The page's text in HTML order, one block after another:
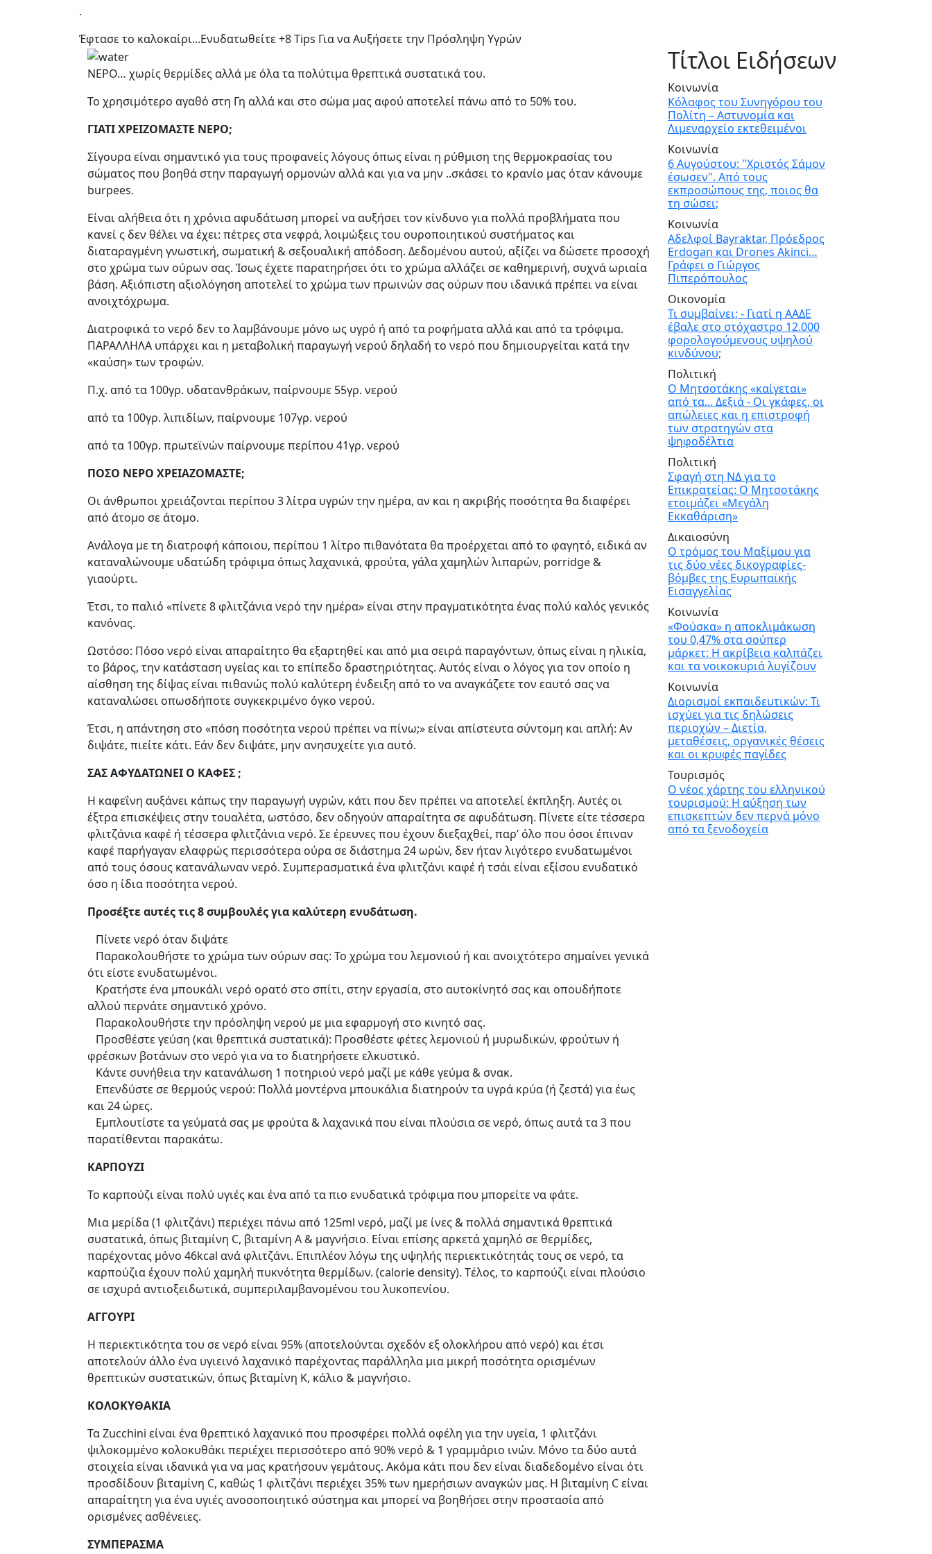
.
Έφτασε το καλοκαίρι...Ενυδατωθείτε +8 Tips Για να Αυξήσετε την Πρόσληψη Υγρών
ΝΕΡΟ… χωρίς θερμίδες αλλά με όλα τα πολύτιμα θρεπτικά συστατικά του.
Το χρησιμότερο αγαθό στη Γη αλλά και στο σώμα μας αφού αποτελεί πάνω από το 50% του.
ΓΙΑΤΙ ΧΡΕΙΖΟΜΑΣΤΕ ΝΕΡΟ;
Σίγουρα είναι σημαντικό για τους προφανείς λόγους όπως είναι η ρύθμιση της θερμοκρασίας του
σώματος που βοηθά στην παραγωγή ορμονών αλλά και για να μην ..σκάσει το κρανίο μας όταν κάνουμε
burpees.
Είναι αλήθεια ότι η χρόνια αφυδάτωση μπορεί να αυξήσει τον κίνδυνο για πολλά προβλήματα που
κανεί ς δεν θέλει να έχει: πέτρες στα νεφρά, λοιμώξεις του ουροποιητικού συστήματος και
διαταραγμένη γνωστική, σωματική & σεξουαλική απόδοση. Δεδομένου αυτού, αξίζει να δώσετε προσοχή
στο χρώμα των ούρων σας. Ίσως έχετε παρατηρήσει ότι το χρώμα αλλάζει σε καθημερινή, συχνά ωριαία
βάση. Αξιόπιστη αξιολόγηση αποτελεί το χρώμα των πρωινών σας ούρων που ιδανικά πρέπει να είναι
ανοιχτόχρωμα.
Διατροφικά το νερό δεν το λαμβάνουμε μόνο ως υγρό ή από τα ροφήματα αλλά και από τα τρόφιμα.
ΠΑΡΑΛΛΗΛΑ υπάρχει και η μεταβολική παραγωγή νερού δηλαδή το νερό που δημιουργείται κατά την
«καύση» των τροφών.
Π.χ. από τα 100γρ. υδατανθράκων, παίρνουμε 55γρ. νερού
από τα 100γρ. λιπιδίων, παίρνουμε 107γρ. νερού
από τα 100γρ. πρωτεϊνών παίρνουμε περίπου 41γρ. νερού
ΠΟΣΟ ΝΕΡΟ ΧΡΕΙΑΖΟΜΑΣΤΕ;
Οι άνθρωποι χρειάζονται περίπου 3 λίτρα υγρών την ημέρα, αν και η ακριβής ποσότητα θα διαφέρει
από άτομο σε άτομο.
Ανάλογα με τη διατροφή κάποιου, περίπου 1 λίτρο πιθανότατα θα προέρχεται από το φαγητό, ειδικά αν
καταναλώνουμε υδατώδη τρόφιμα όπως λαχανικά, φρούτα, γάλα χαμηλών λιπαρών, porridge &
γιαούρτι.
Έτσι, το παλιό «πίνετε 8 φλιτζάνια νερό την ημέρα» είναι στην πραγματικότητα ένας πολύ καλός γενικός
κανόνας.
Ωστόσο: Πόσο νερό είναι απαραίτητο θα εξαρτηθεί και από μια σειρά παραγόντων, όπως είναι η ηλικία,
το βάρος, την κατάσταση υγείας και το επίπεδο δραστηριότητας. Αυτός είναι ο λόγος για τον οποίο η
αίσθηση της δίψας είναι πιθανώς πολύ καλύτερη ένδειξη από το να αναγκάζετε τον εαυτό σας να
καταναλώσει οπωσδήποτε συγκεκριμένο όγκο νερού.
Έτσι, η απάντηση στο «πόση ποσότητα νερού πρέπει να πίνω;» είναι απίστευτα σύντομη και απλή: Αν
διψάτε, πιείτε κάτι. Εάν δεν διψάτε, μην ανησυχείτε για αυτό.
ΣΑΣ ΑΦΥΔΑΤΩΝΕΙ Ο ΚΑΦΕΣ ;
Η καφεΐνη αυξάνει κάπως την παραγωγή υγρών, κάτι που δεν πρέπει να αποτελεί έκπληξη. Αυτές οι
έξτρα επισκέψεις στην τουαλέτα, ωστόσο, δεν οδηγούν απαραίτητα σε αφυδάτωση. Πίνετε είτε τέσσερα
φλιτζάνια καφέ ή τέσσερα φλιτζάνια νερό. Σε έρευνες που έχουν διεξαχθεί, παρ’ όλο που όσοι έπιναν
καφέ παρήγαγαν ελαφρώς περισσότερα ούρα σε διάστημα 24 ωρών, δεν ήταν λιγότερο ενυδατωμένοι
από τους όσους κατανάλωναν νερό. Συμπερασματικά ένα φλιτζάνι καφέ ή τσάι είναι εξίσου ενυδατικό
όσο η ίδια ποσότητα νερού.
Προσέξτε αυτές τις 8 συμβουλές για καλύτερη ενυδάτωση.
Πίνετε νερό όταν διψάτε
Παρακολουθήστε το χρώμα των ούρων σας: Το χρώμα του λεμονιού ή και ανοιχτότερο σημαίνει γενικά
ότι είστε ενυδατωμένοι.
Κρατήστε ένα μπουκάλι νερό ορατό στο σπίτι, στην εργασία, στο αυτοκίνητό σας και οπουδήποτε
αλλού περνάτε σημαντικό χρόνο.
Παρακολουθήστε την πρόσληψη νερού με μια εφαρμογή στο κινητό σας.
Προσθέστε γεύση (και θρεπτικά συστατικά): Προσθέστε φέτες λεμονιού ή μυρωδικών, φρούτων ή
φρέσκων βοτάνων στο νερό για να το διατηρήσετε ελκυστικό.
Κάντε συνήθεια την κατανάλωση 1 ποτηριού νερό μαζί με κάθε γεύμα & σνακ.
Επενδύστε σε θερμούς νερού: Πολλά μοντέρνα μπουκάλια διατηρούν τα υγρά κρύα (ή ζεστά) για έως
και 24 ώρες.
Εμπλουτίστε τα γεύματά σας με φρούτα & λαχανικά που είναι πλούσια σε νερό, όπως αυτά τα 3 που
παρατίθενται παρακάτω.
ΚΑΡΠΟΥΖΙ
Το καρπούζι είναι πολύ υγιές και ένα από τα πιο ενυδατικά τρόφιμα που μπορείτε να φάτε.
Μια μερίδα (1 φλιτζάνι) περιέχει πάνω από 125ml νερό, μαζί με ίνες & πολλά σημαντικά θρεπτικά
συστατικά, όπως βιταμίνη C, βιταμίνη Α & μαγνήσιο. Είναι επίσης αρκετά χαμηλό σε θερμίδες,
παρέχοντας μόνο 46kcal ανά φλιτζάνι. Επιπλέον λόγω της υψηλής περιεκτικότητάς τους σε νερό, τα
καρπούζια έχουν πολύ χαμηλή πυκνότητα θερμίδων. (calorie density). Tέλος, το καρπούζι είναι πλούσιο
σε ισχυρά αντιοξειδωτικά, συμπεριλαμβανομένου του λυκοπενίου.
ΑΓΓΟΥΡΙ
Η περιεκτικότητα του σε νερό είναι 95% (αποτελούνται σχεδόν εξ ολοκλήρου από νερό) και έτσι
αποτελούν άλλο ένα υγιεινό λαχανικό παρέχοντας παράλληλα μια μικρή ποσότητα ορισμένων
θρεπτικών συστατικών, όπως βιταμίνη Κ, κάλιο & μαγνήσιο.
ΚΟΛΟΚΥΘΑΚΙΑ
Τα Zucchini είναι ένα θρεπτικό λαχανικό που προσφέρει πολλά οφέλη για την υγεία, 1 φλιτζάνι
ψιλοκομμένο κολοκυθάκι περιέχει περισσότερο από 90% νερό & 1 γραμμάριο ινών. Μόνο τα δύο αυτά
στοιχεία είναι ιδανικά για να μας κρατήσουν γεμάτους. Ακόμα κάτι που δεν είναι διαδεδομένο είναι ότι
προσδίδουν βιταμίνη C, καθώς 1 φλιτζάνι περιέχει 35% των ημερήσιων αναγκών μας. Η βιταμίνη C είναι
απαραίτητη για ένα υγιές ανοσοποιητικό σύστημα και μπορεί να βοηθήσει στην προστασία από
ορισμένες ασθένειες.
ΣΥΜΠΕΡΑΣΜΑ
Τίτλοι Ειδήσεων
Κοινωνία
Κόλαφος του Συνηγόρου του
Πολίτη – Αστυνομία και
Λιμεναρχείο εκτεθειμένοι
Κοινωνία
6 Αυγούστου: "Χριστός Σάμον
έσωσεν". Από τους
εκπροσώπους της, ποιος θα
τη σώσει;
Κοινωνία
Αδελφοί Bayraktar, Πρόεδρος
Erdogan και Drones Akinci…
Γράφει ο Γιώργος
Πιπερόπουλος
Οικονομία
Τι συμβαίνει; - Γιατί η ΑΑΔΕ
έβαλε στο στόχαστρο 12.000
φορολογούμενους υψηλού
κινδύνου;
Πολιτική
Ο Μητσοτάκης «καίγεται»
από τα... Δεξιά - Οι γκάφες, οι
απώλειες και η επιστροφή
των στρατηγών στα
ψηφοδέλτια
Πολιτική
Σφαγή στη ΝΔ για το
Επικρατείας: Ο Μητσοτάκης
ετοιμάζει «Μεγάλη
Εκκαθάριση»
Δικαιοσύνη
Ο τρόμος του Μαξίμου για
τις δύο νέες δικογραφίες-
βόμβες της Ευρωπαϊκής
Εισαγγελίας
Κοινωνία
«Φούσκα» η αποκλιμάκωση
του 0,47% στα σούπερ
μάρκετ: Η ακρίβεια καλπάζει
και τα νοικοκυριά λυγίζουν
Κοινωνία
Διορισμοί εκπαιδευτικών: Τι
ισχύει για τις δηλώσεις
περιοχών – Διετία,
μεταθέσεις, οργανικές θέσεις
και οι κρυφές παγίδες
Τουρισμός
Ο νέος χάρτης του ελληνικού
τουρισμού: Η αύξηση των
επισκεπτών δεν περνά μόνο
από τα ξενοδοχεία